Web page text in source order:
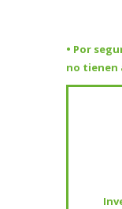
• Por
no tienen